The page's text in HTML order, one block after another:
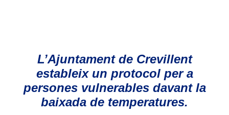
L’Ajuntament de Crevillent
estableix un protocol per a
persones vulnerables davant la
baixada de temperatures.